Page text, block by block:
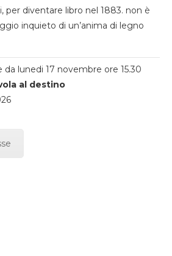
per diventare libro nel 1883. non è
inquieto di un’anima di legno
lunedi 17 novembre ore 15.30
al destino